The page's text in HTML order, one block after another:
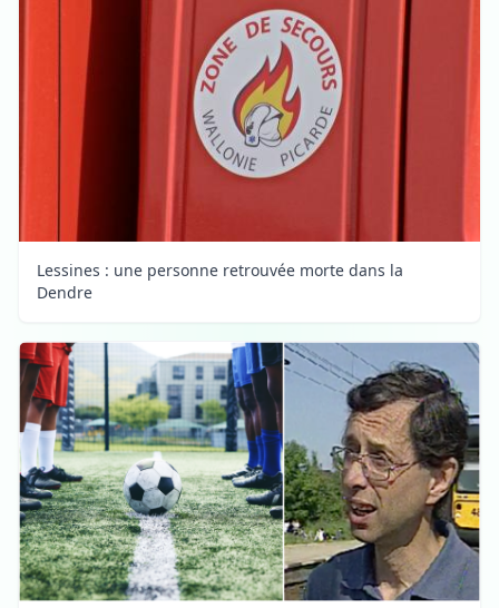
Lessines : une personne retrouvée morte dans la
Dendre